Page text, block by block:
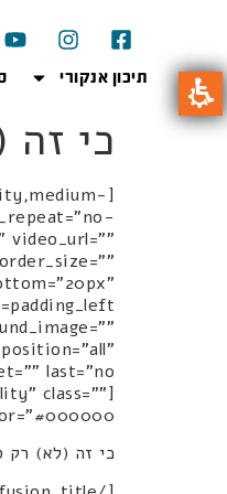
תיכון אנקורי
כי
video_url=""
class=""
כי זה (לא) רק